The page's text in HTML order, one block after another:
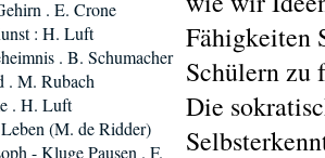
Fähigkeiten
Schülern zu
Die
. E. Crone
: H. Luft
. B. Schumacher
. M. Rubach
. H. Luft
(M. de Ridder)
- Kluge Pausen . F.